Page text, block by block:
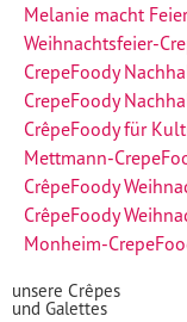
Melanie macht
Weihnachtsfeier-
CrepeFoody
CrepeFoody
CrêpeFoody für
Mettmann-
CrêpeFoody
CrêpeFoody
Monheim-
unsere Crêpes
und Galettes